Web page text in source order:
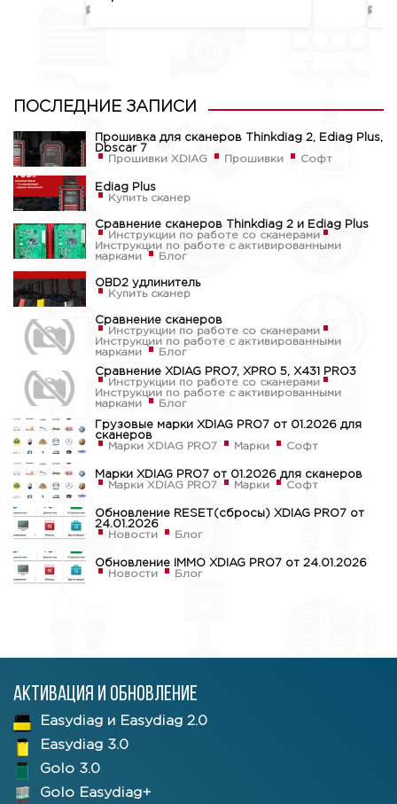
ПОСЛЕДНИЕ ЗАПИСИ
Прошивка для сканеров Thinkdiag 2, Ediag Plus,
Dbscar 7
Прошивки XDIAG
Прошивки Софт
Ediag Plus
Купить сканер
Сравнение сканеров Thinkdiag 2 и Ediag Plus
Инструкции по работе со сканерами
Инструкции по работе с активированными
марками
Блог
OBD2 удлинитель
Купить сканер
Сравнение сканеров
Инструкции по работе со сканерами
Инструкции по работе с активированными
марками
Блог
Сравнение XDIAG PRO7, XPRO 5, X431 PRO3
Инструкции по работе со сканерами
Инструкции по работе с активированными
марками
Блог
Грузовые марки XDIAG PRO7 от 01.2026 для
сканеров
Марки XDIAG PRO7
Марки Софт
Марки XDIAG PRO7 от 01.2026 для сканеров
Марки XDIAG PRO7
Марки Софт
Обновление RESET(сбросы) XDIAG PRO7 от
24.01.2026
Новости
Блог
Обновление IMMO XDIAG PRO7 от 24.01.2026
Новости
Блог
Активация и обновление
Easydiag и Easydiag 2.0
Easydiag 3.0
Golo 3.0
Golo Easydiag+